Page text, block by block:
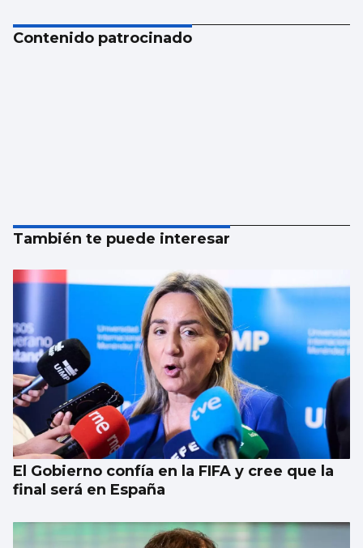
Contenido patrocinado
También te puede interesar
El Gobierno confía en la FIFA y cree que la
final será en España